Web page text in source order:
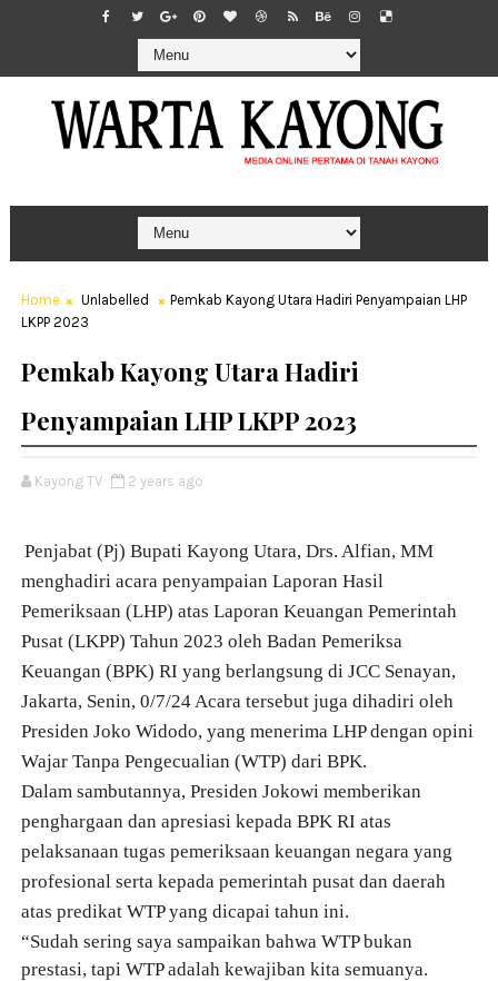
Home Unlabelled
Pemkab Kayong Utara Hadiri Penyampaian LHP
LKPP 2023
Pemkab Kayong Utara Hadiri
Penyampaian LHP LKPP 2023
Kayong TV 2 years ago
Penjabat (Pj) Bupati Kayong Utara, Drs. Alfian, MM
menghadiri acara penyampaian Laporan Hasil
Pemeriksaan (LHP) atas Laporan Keuangan Pemerintah
Pusat (LKPP) Tahun 2023 oleh Badan Pemeriksa
Keuangan (BPK) RI yang berlangsung di JCC Senayan,
Jakarta, Senin, 0/7/24 Acara tersebut juga dihadiri oleh
Presiden Joko Widodo, yang menerima LHP dengan opini
Wajar Tanpa Pengecualian (WTP) dari BPK.
Dalam sambutannya, Presiden Jokowi memberikan
penghargaan dan apresiasi kepada BPK RI atas
pelaksanaan tugas pemeriksaan keuangan negara yang
profesional serta kepada pemerintah pusat dan daerah
atas predikat WTP yang dicapai tahun ini.
“Sudah sering saya sampaikan bahwa WTP bukan
prestasi, tapi WTP adalah kewajiban kita semuanya.